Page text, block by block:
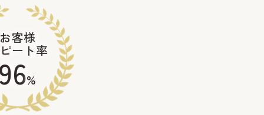
客様
ート率
%